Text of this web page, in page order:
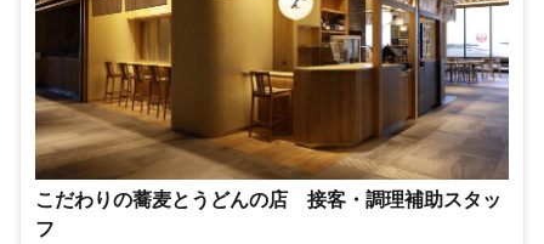
こだわりの蕎麦とうどんの店 接客・調理補助スタッ
フ